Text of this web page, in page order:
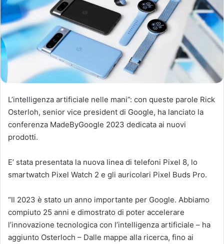
L’intelligenza artificiale nelle mani”: con queste parole Rick
Osterloh, senior vice president di Google, ha lanciato la
conferenza MadeByGoogle 2023 dedicata ai nuovi
prodotti.
E’ stata presentata la nuova linea di telefoni Pixel 8, lo
smartwatch Pixel Watch 2 e gli auricolari Pixel Buds Pro.
“Il 2023 è stato un anno importante per Google. Abbiamo
compiuto 25 anni e dimostrato di poter accelerare
l’innovazione tecnologica con l’intelligenza artificiale – ha
aggiunto Osterloch – Dalle mappe alla ricerca, fino ai